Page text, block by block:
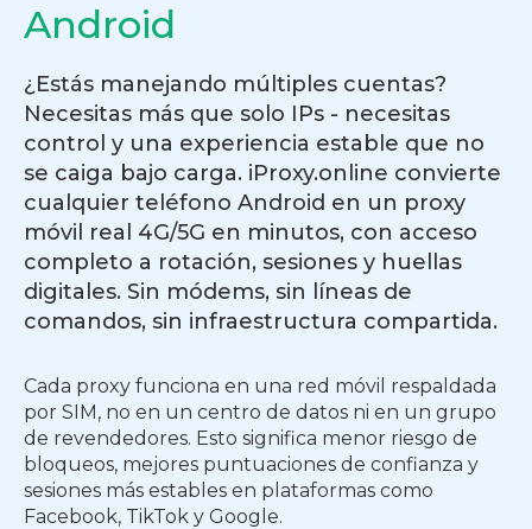
Android
¿Estás manejando múltiples cuentas?
Necesitas más que solo IPs - necesitas
control y una experiencia estable que no
se caiga bajo carga. iProxy.online convierte
cualquier teléfono Android en un proxy
móvil real 4G/5G en minutos, con acceso
completo a rotación, sesiones y huellas
digitales. Sin módems, sin líneas de
comandos, sin infraestructura compartida.
Cada proxy funciona en una red móvil respaldada
por SIM, no en un centro de datos ni en un grupo
de revendedores. Esto significa menor riesgo de
bloqueos, mejores puntuaciones de confianza y
sesiones más estables en plataformas como
Facebook, TikTok y Google.